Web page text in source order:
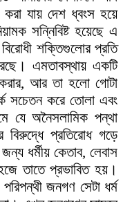
করা যায় দেশ ধ্বংস হয়ে
সন্নিবিষ্ট হয়েছে এ
শক্তিগুলোর প্রতি
এমতাবস্থায় একটি
আর তা হলো গোটা
সচেতন করে তোলা এবং
যে অনৈসলামিক পন্থা
প্রতিরোধ গড়ে
ধর্মীয় কেতাব, লেবাস
তাতে প্রভাবিত হয়।
জনগণ সেটা ধর্ম